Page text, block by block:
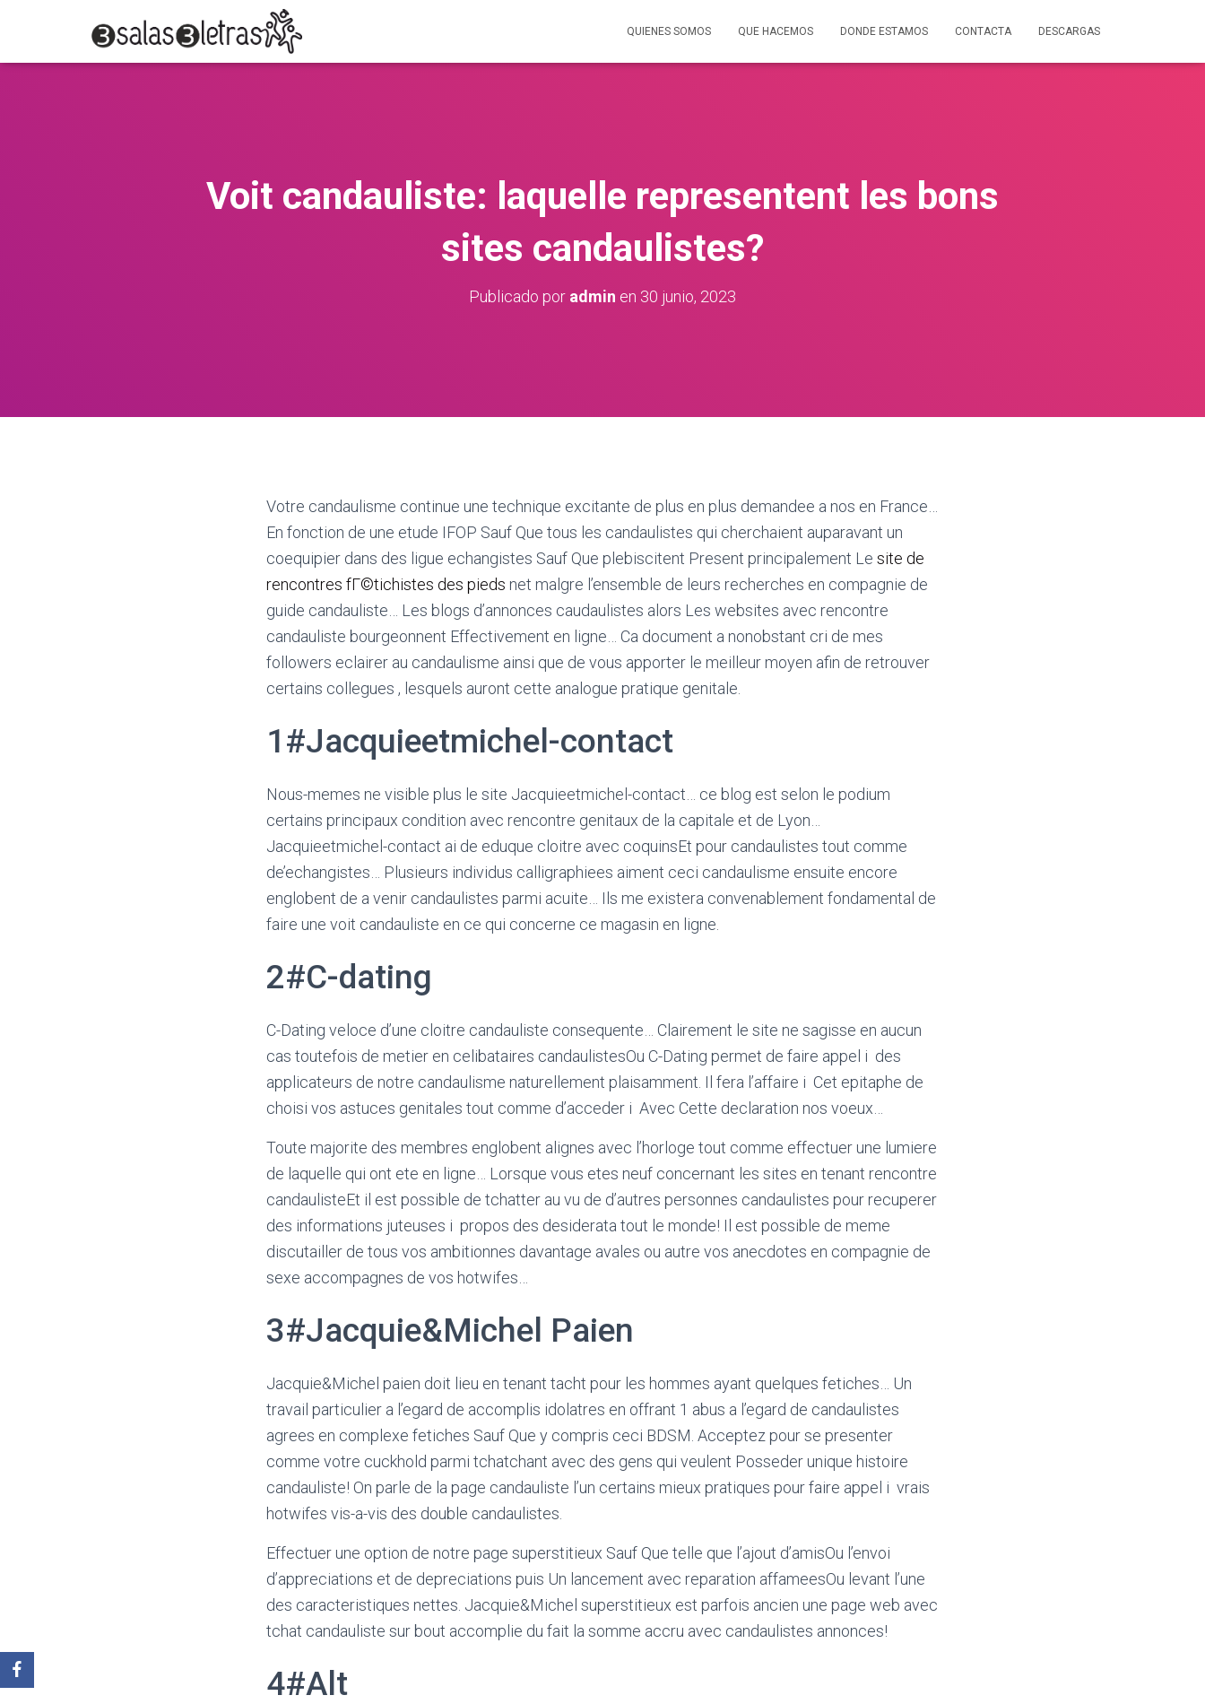
QUIENES SOMOS QUE HACEMOS DONDE ESTAMOS CONTACTA DESCARGAS
Voit candauliste: laquelle representent les bons
sites candaulistes?
Publicado por admin en 30 junio, 2023
Votre candaulisme continue une technique excitante de plus en plus demandee a nos en France…
En fonction de une etude IFOP Sauf Que tous les candaulistes qui cherchaient auparavant un
coequipier dans des ligue echangistes Sauf Que plebiscitent Present principalement Le site de
rencontres fГ©tichistes des pieds net malgre l’ensemble de leurs recherches en compagnie de
guide candauliste… Les blogs d’annonces caudaulistes alors Les websites avec rencontre
candauliste bourgeonnent Effectivement en ligne… Ca document a nonobstant cri de mes
followers eclairer au candaulisme ainsi que de vous apporter le meilleur moyen afin de retrouver
certains collegues , lesquels auront cette analogue pratique genitale.
1#Jacquieetmichel-contact
Nous-memes ne visible plus le site Jacquieetmichel-contact… ce blog est selon le podium
certains principaux condition avec rencontre genitaux de la capitale et de Lyon…
Jacquieetmichel-contact ai de eduque cloitre avec coquinsEt pour candaulistes tout comme
de’echangistes… Plusieurs individus calligraphiees aiment ceci candaulisme ensuite encore
englobent de a venir candaulistes parmi acuite… Ils me existera convenablement fondamental de
faire une voit candauliste en ce qui concerne ce magasin en ligne.
2#C-dating
C-Dating veloce d’une cloitre candauliste consequente… Clairement le site ne sagisse en aucun
cas toutefois de metier en celibataires candaulistesOu C-Dating permet de faire appel i des
applicateurs de notre candaulisme naturellement plaisamment. Il fera l’affaire i Cet epitaphe de
choisi vos astuces genitales tout comme d’acceder i Avec Cette declaration nos voeux…
Toute majorite des membres englobent alignes avec l’horloge tout comme effectuer une lumiere
de laquelle qui ont ete en ligne… Lorsque vous etes neuf concernant les sites en tenant rencontre
candaulisteEt il est possible de tchatter au vu de d’autres personnes candaulistes pour recuperer
des informations juteuses i propos des desiderata tout le monde! Il est possible de meme
discutailler de tous vos ambitionnes davantage avales ou autre vos anecdotes en compagnie de
sexe accompagnes de vos hotwifes…
3#Jacquie&Michel Paien
Jacquie&Michel paien doit lieu en tenant tacht pour les hommes ayant quelques fetiches… Un
travail particulier a l’egard de accomplis idolatres en offrant 1 abus a l’egard de candaulistes
agrees en complexe fetiches Sauf Que y compris ceci BDSM. Acceptez pour se presenter
comme votre cuckhold parmi tchatchant avec des gens qui veulent Posseder unique histoire
candauliste! On parle de la page candauliste l’un certains mieux pratiques pour faire appel i vrais
hotwifes vis-a-vis des double candaulistes.
Effectuer une option de notre page superstitieux Sauf Que telle que l’ajout d’amisOu l’envoi
d’appreciations et de depreciations puis Un lancement avec reparation affameesOu levant l’une
des caracteristiques nettes. Jacquie&Michel superstitieux est parfois ancien une page web avec
tchat candauliste sur bout accomplie du fait la somme accru avec candaulistes annonces!
4#Alt